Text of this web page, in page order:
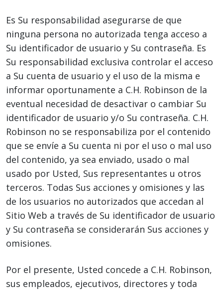
Es Su responsabilidad asegurarse de que
ninguna persona no autorizada tenga acceso a
Su identificador de usuario y Su contraseña. Es
Su responsabilidad exclusiva controlar el acceso
a Su cuenta de usuario y el uso de la misma e
informar oportunamente a C.H. Robinson de la
eventual necesidad de desactivar o cambiar Su
identificador de usuario y/o Su contraseña. C.H.
Robinson no se responsabiliza por el contenido
que se envíe a Su cuenta ni por el uso o mal uso
del contenido, ya sea enviado, usado o mal
usado por Usted, Sus representantes u otros
terceros. Todas Sus acciones y omisiones y las
de los usuarios no autorizados que accedan al
Sitio Web a través de Su identificador de usuario
y Su contraseña se considerarán Sus acciones y
omisiones.
Por el presente, Usted concede a C.H. Robinson,
sus empleados, ejecutivos, directores y toda